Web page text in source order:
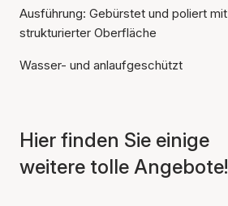
Der Artikel wurde in den
Ausführung: Gebürstet und poliert mit
strukturierter Oberfläche
Wasser- und anlaufgeschützt
Hier finden Sie einige
weitere tolle Angebote!